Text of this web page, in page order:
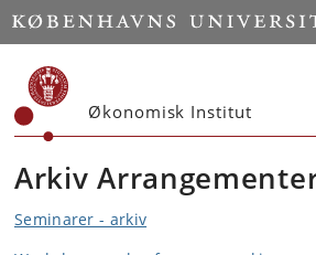
Start
Økonomisk Institut
Arkiv
Seminarer - arkiv